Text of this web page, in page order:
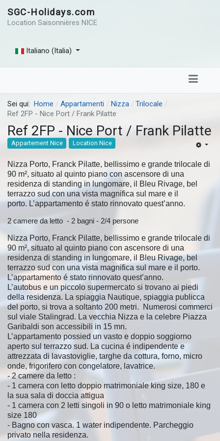
SGC-Holidays.com
Location Saisonnières NICE
Italiano (Italia)
Sei qui: Home Appartamenti Nizza
Trilocale
Ref 2FP - Nice Port / Frank Pilatte
Ref 2FP - Nice Port / Frank Pilatte
Appartement Nice Location Nice
Nizza Porto, Franck Pilatte, bellissimo e grande trilocale di
90 m², situato al quinto piano con ascensore di una
residenza di standing in lungomare, il Bleu Rivage, bel
terrazzo sud con una vista magnifica sul mare e il
porto. L’appartamento é stato rinnovato quest’anno.
2 camere da letto - 2 bagni - 2/4 persone
Nizza Porto, Franck Pilatte, bellissimo e grande trilocale di
90 m², situato al quinto piano con ascensore di una
residenza di standing in lungomare, il Bleu Rivage, bel
terrazzo sud con una vista magnifica sul mare e il porto.
L’appartamento é stato rinnovato quest’anno.
L’autobus e un piccolo supermercato si trovano ai piedi
della residenza. La spiaggia Nautique, spiaggia publicca
del porto, si trova a soltanto 200 metri. Numerosi commerci
sul viale Stalingrad. La vecchia Nizza e la celebre Piazza
Garibaldi son accessibili in 15 mn.
L’appartamento possied un vasto e doppio soggiorno
aperto sul terrazzo sud. La cucina é indipendente e
attrezzata di lavastoviglie, targhe da cottura, forno, micro
onde, frigorifero con congelatore, lavatrice.
- 2 camere da letto :
- 1 camera con letto doppio matrimoniale king size, 180 e
la sua sala di doccia attigua
- 1 camera con 2 letti singoli in 90 o letto matrimoniale king
size 180
- Bagno con vasca. 1 water indipendente. Parcheggio
privato nella residenza.